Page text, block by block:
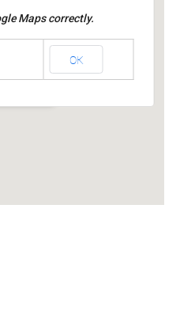
Prévert
Maps correctly.
OK